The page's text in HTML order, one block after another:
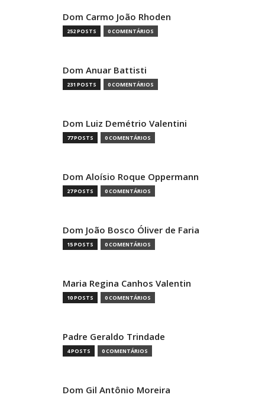
Dom Carmo João Rhoden
252 POSTS 0 COMENTÁRIOS
Dom Anuar Battisti
231 POSTS 0 COMENTÁRIOS
Dom Luiz Demétrio Valentini
77 POSTS 0 COMENTÁRIOS
Dom Aloísio Roque Oppermann
27 POSTS 0 COMENTÁRIOS
Dom João Bosco Óliver de Faria
15 POSTS 0 COMENTÁRIOS
Maria Regina Canhos Valentin
10 POSTS 0 COMENTÁRIOS
Padre Geraldo Trindade
4 POSTS 0 COMENTÁRIOS
Dom Gil Antônio Moreira